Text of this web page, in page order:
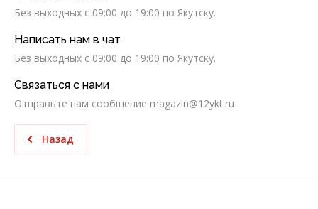
Без выходных c 09:00 до 19:00 по Якутску.
Написать нам в чат
Без выходных c 09:00 до 19:00 по Якутску.
Связаться с нами
Отправьте нам сообщение magazin@12ykt.ru
Назад